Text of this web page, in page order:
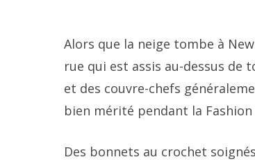
Alors que la neige tombe à
rue qui est assis au-dessus de
et des couvre-chefs
bien mérité pendant la Fashion
Des bonnets au crochet